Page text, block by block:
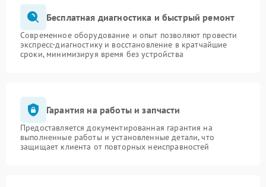
Бесплатная диагностика и быстрый ремонт
Современное оборудование и опыт позволяют провести
экспресс-диагностику и восстановление в кратчайшие
сроки, минимизируя время без устройства
Гарантия на работы и запчасти
Предоставляется документированная гарантия на
выполненные работы и установленные детали, что
защищает клиента от повторных неисправностей